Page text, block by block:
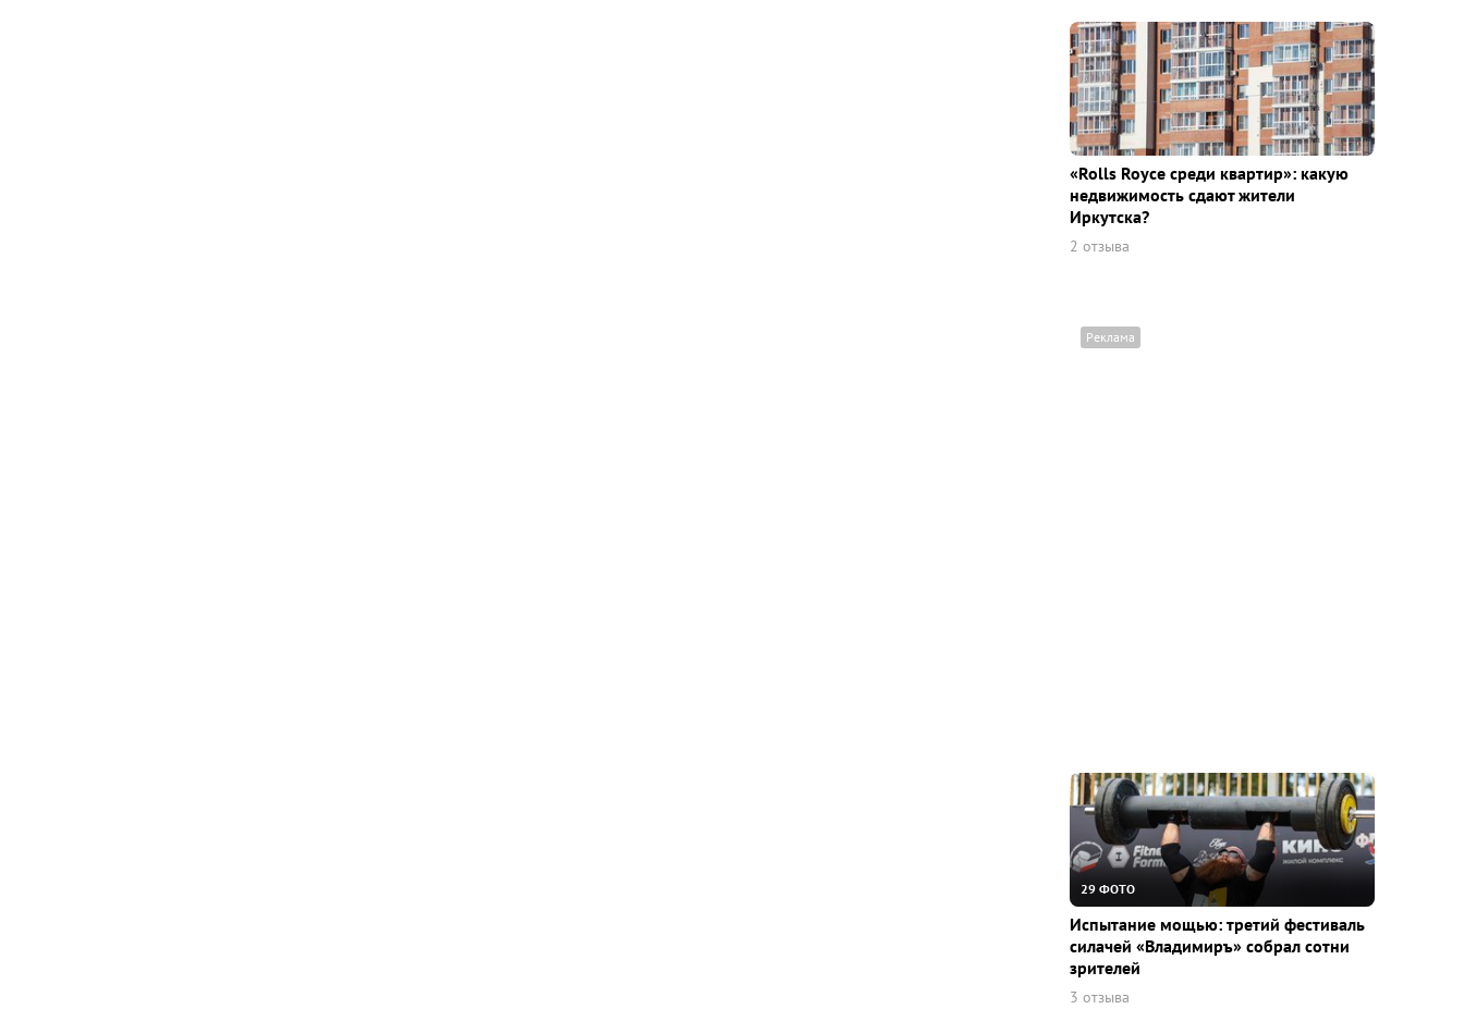
«Rolls Royce среди квaртир»: какую
недвижимость сдают жители
Иркутска?
2 отзыва
29 ФОТО
Испытание мощью: третий фестиваль
силачей «Владимиръ» собрал сотни
зрителей
3 отзыва